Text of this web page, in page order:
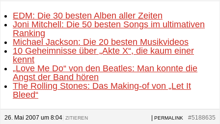
EDM: Die 30 besten Alben aller Zeiten
Joni Mitchell: Die 50 besten Songs im ultimativen
Ranking
Michael Jackson: Die 20 besten Musikvideos
10 Geheimnisse über „Akte X“, die kaum einer
kennt
„Love Me Do“ von den Beatles: Man konnte die
Angst der Band hören
The Rolling Stones: Das Making-of von „Let It
Bleed“
26. Mai 2007 um 8:04 #5188635
PERMALINK
ZITIEREN